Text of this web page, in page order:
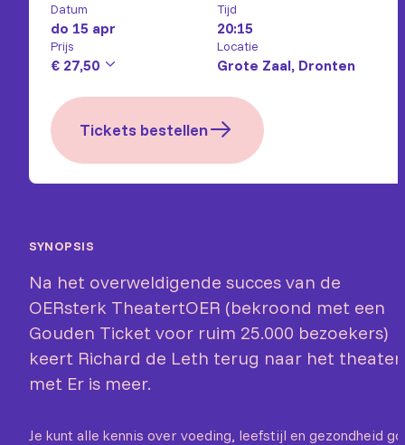
Datum
do 15 apr
Tijd
20:15
Prijs
€ 27,50
Locatie
Grote Zaal, Dronten
Tickets bestellen
SYNOPSIS
Na het overweldigende succes van de
OERsterk TheatertOER (bekroond met een
Gouden Ticket voor ruim 25.000 bezoekers)
keert Richard de Leth terug naar het theater
met Er is meer.
Je kunt alle kennis over voeding, leefstijl en gezondheid